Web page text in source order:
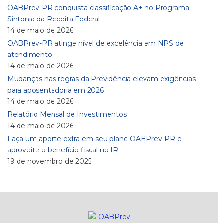
OABPrev-PR conquista classificação A+ no Programa
Sintonia da Receita Federal
14 de maio de 2026
OABPrev-PR atinge nível de excelência em NPS de
atendimento
14 de maio de 2026
Mudanças nas regras da Previdência elevam exigências
para aposentadoria em 2026
14 de maio de 2026
Relatório Mensal de Investimentos
14 de maio de 2026
Faça um aporte extra em seu plano OABPrev-PR e
aproveite o benefício fiscal no IR
19 de novembro de 2025